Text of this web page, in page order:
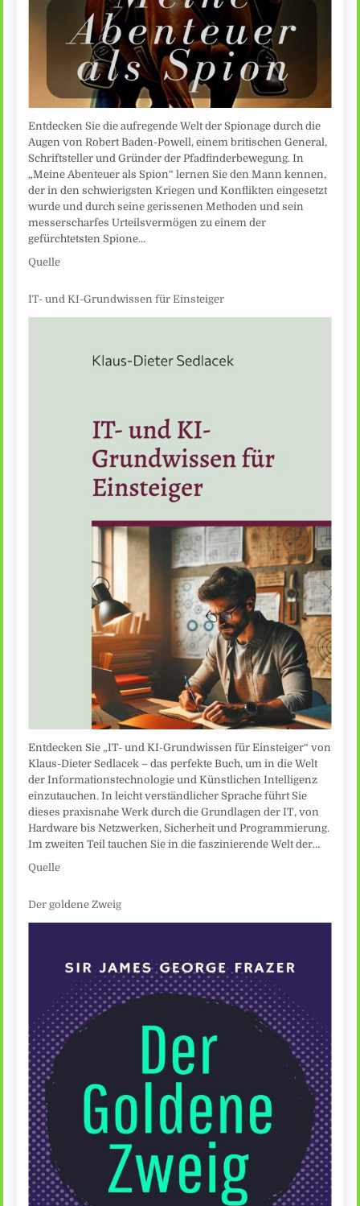
Entdecken Sie die aufregende Welt der Spionage durch die
Augen von Robert Baden-Powell, einem britischen General,
Schriftsteller und Gründer der Pfadfinderbewegung. In
„Meine Abenteuer als Spion“ lernen Sie den Mann kennen,
der in den schwierigsten Kriegen und Konflikten eingesetzt
wurde und durch seine gerissenen Methoden und sein
messerscharfes Urteilsvermögen zu einem der
gefürchtetsten Spione…
Quelle
IT- und KI-Grundwissen für Einsteiger
Entdecken Sie „IT- und KI-Grundwissen für Einsteiger“ von
Klaus-Dieter Sedlacek – das perfekte Buch, um in die Welt
der Informationstechnologie und Künstlichen Intelligenz
einzutauchen. In leicht verständlicher Sprache führt Sie
dieses praxisnahe Werk durch die Grundlagen der IT, von
Hardware bis Netzwerken, Sicherheit und Programmierung.
Im zweiten Teil tauchen Sie in die faszinierende Welt der…
Quelle
Der goldene Zweig